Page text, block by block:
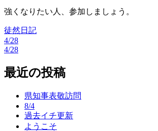
強くなりたい人、参加しましょう。
徒然日記
投
ナ
4/28
4/28
最近の投稿
県知事表敬訪問
8/4
過去イチ更新
ようこそ